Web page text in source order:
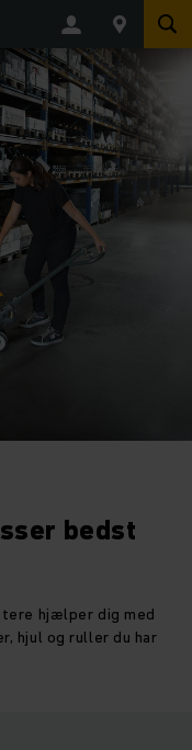
bedst
hjælper dig med
hjul og ruller du har